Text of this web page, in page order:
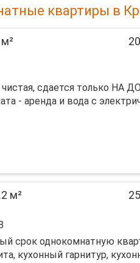
квартиры в
чистая, сдается только НА
- аренда и вода с
м²
срок однокомнатную
кухонный гарнитур,